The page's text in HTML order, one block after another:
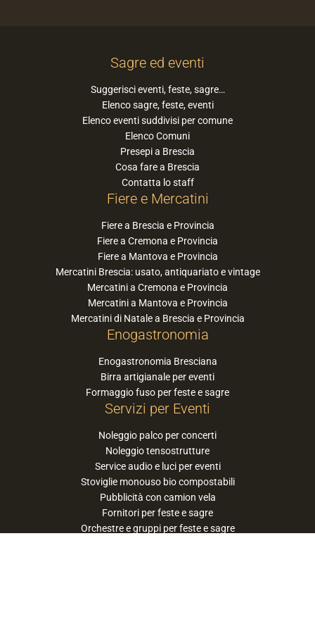
Sagre ed eventi
Suggerisci eventi, feste, sagre…
Elenco sagre, feste, eventi
Elenco eventi suddivisi per comune
Elenco Comuni
Presepi a Brescia
Cosa fare a Brescia
Contatta lo staff
Fiere e Mercatini
Fiere a Brescia e Provincia
Fiere a Cremona e Provincia
Fiere a Mantova e Provincia
Mercatini Brescia: usato, antiquariato e vintage
Mercatini a Cremona e Provincia
Mercatini a Mantova e Provincia
Mercatini di Natale a Brescia e Provincia
Enogastronomia
Enogastronomia Bresciana
Birra artigianale per eventi
Formaggio fuso per feste e sagre
Servizi per Eventi
Noleggio palco per concerti
Noleggio tensostrutture
Service audio e luci per eventi
Stoviglie monouso bio compostabili
Pubblicità con camion vela
Fornitori per feste e sagre
Orchestre e gruppi per feste e sagre